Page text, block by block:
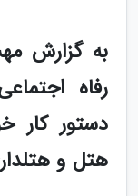
به گزارش
رفاه
هتل و